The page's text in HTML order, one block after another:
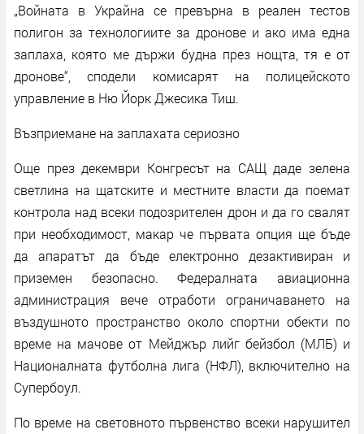
„Войната в Украйна се превърна в реален тестов
полигон за технологиите за дронове и ако има една
заплаха, която ме държи будна през нощта, тя е от
дронове“, сподели комисарят на полицейското
управление в Ню Йорк Джесика Тиш.
Възприемане на заплахата сериозно
Още през декември Конгресът на САЩ даде зелена
светлина на щатските и местните власти да поемат
контрола над всеки подозрителен дрон и да го свалят
при необходимост, макар че първата опция ще бъде
да апаратът да бъде електронно дезактивиран и
приземен безопасно. Федералната авиационна
администрация вече отработи ограничаването на
въздушното пространство около спортни обекти по
време на мачове от Мейджър лийг бейзбол (МЛБ) и
Националната футболна лига (НФЛ), включително на
Супербоул.
По време на световното първенство всеки нарушител